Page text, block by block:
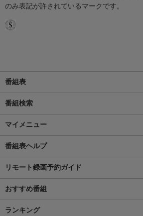
のみ表記が許されているマークです。
番組表
番組検索
マイメニュー
番組表ヘルプ
リモート録画予約ガイド
おすすめ番組
ランキング